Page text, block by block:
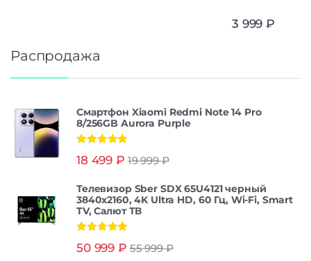
3 999 ₽
Распродажа
Смартфон Xiaomi Redmi Note 14 Pro
8/256GB Aurora Purple
из 5
18 499 ₽ 19 999₽
Телевизор Sber SDX 65U4121 черный
3840x2160, 4K Ultra HD, 60 Гц, Wi-Fi, Smart
TV, Салют ТВ
из 5
50 999 ₽ 55 999₽